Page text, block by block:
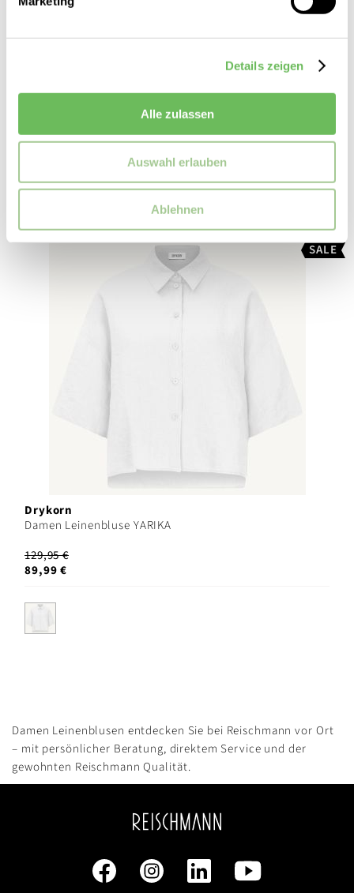
Details zeigen
Alle zulassen
Auswahl erlauben
Ablehnen
89,95 €
64,99 €
SALE
Drykorn
Damen Leinenbluse YARIKA
129,95 €
89,99 €
Damen Leinenblusen entdecken Sie bei Reischmann vor Ort
– mit persönlicher Beratung, direktem Service und der
gewohnten Reischmann Qualität.